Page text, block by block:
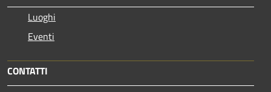
Luoghi
Eventi
CONTATTI